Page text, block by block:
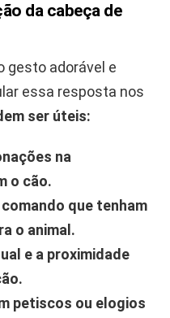
da cabeça de
gesto adorável e
essa resposta nos
ser úteis:
na
o cão.
que tenham
o animal.
e a proximidade
petiscos ou elogios